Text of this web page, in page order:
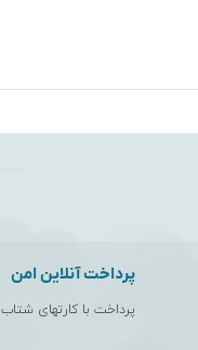
پرداخت آنلاین امن
پرداخت با کارتهای شتاب